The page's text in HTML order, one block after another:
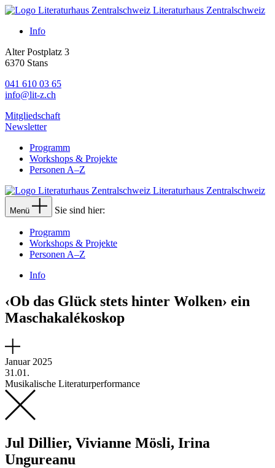
Literaturhaus Zentralschweiz
Info
Alter Postplatz 3
6370 Stans
041 610 03 65
info@lit-z.ch
Mitgliedschaft
Newsletter
Programm
Workshops & Projekte
Personen A–Z
Literaturhaus Zentralschweiz
Menü Sie sind hier:
Programm
Workshops & Projekte
Personen A–Z
Info
‹Ob das Glück stets hinter Wolken› ein
Maschakalékoskop
Januar 2025
31.01.
Musikalische Literaturperformance
Jul Dillier, Vivianne Mösli, Irina
Ungureanu